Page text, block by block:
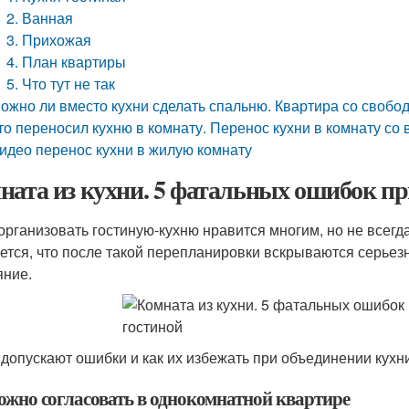
2. Ванная
3. Прихожая
4. План квартиры
5. Что тут не так
ли вместо кухни сделать спальню. Квартира со
переносил кухню в комнату. Перенос кухни в комнату
перенос кухни в жилую комнату
из кухни. 5 фатальных ошибок
гостиную-кухню нравится многим, но не
что после такой перепланировки вскрываются
ошибки и как их избежать при объединении
согласовать в однокомнатной квартире